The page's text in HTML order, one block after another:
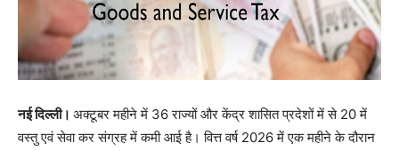
नई दिल्ली। अक्टूबर महीने में 36 राज्यों और केंद्र शासित प्रदेशों में से 20 में
वस्तु एवं सेवा कर संग्रह में कमी आई है। वित्त वर्ष 2026 में एक महीने के दौरान